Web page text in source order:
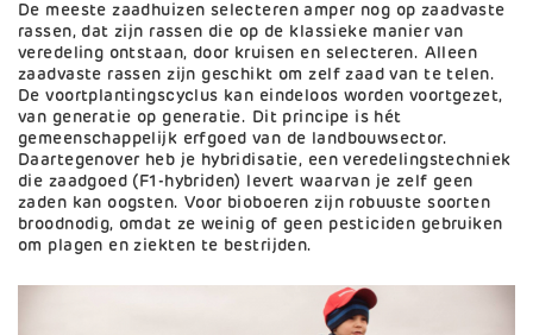
De meeste zaadhuizen selecteren amper nog op zaadvaste
rassen, dat zijn rassen die op de klassieke manier van
veredeling ontstaan, door kruisen en selecteren. Alleen
zaadvaste rassen zijn geschikt om zelf zaad van te telen.
De voortplantingscyclus kan eindeloos worden voortgezet,
van generatie op generatie. Dit principe is hét
gemeenschappelijk erfgoed van de landbouwsector.
Daartegenover heb je hybridisatie, een veredelingstechniek
die zaadgoed (F1-hybriden) levert waarvan je zelf geen
zaden kan oogsten. Voor bioboeren zijn robuuste soorten
broodnodig, omdat ze weinig of geen pesticiden gebruiken
om plagen en ziekten te bestrijden.